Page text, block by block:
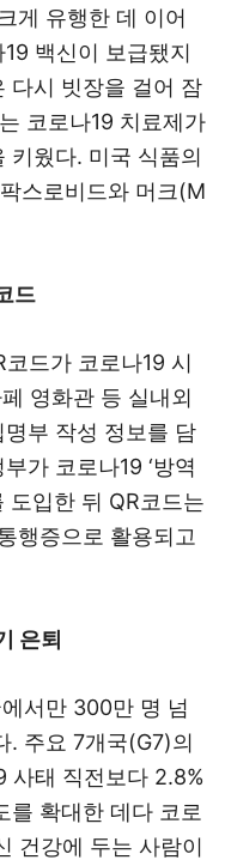
게 유행한 데 이어
백신이 보급됐지
다시 빗장을 걸어 잠
코로나19 치료제가
키웠다. 미국 식품의
스로비드와 머크(M
드
드가 코로나19 시
영화관 등 실내외
부 작성 정보를 담
가 코로나19 ‘방역
도입한 뒤 QR코드는
행증으로 활용되고
은퇴
서만 300만 명 넘
. 주요 7개국(G7)의
사태 직전보다 2.8%
를 확대한 데다 코로
건강에 두는 사람이